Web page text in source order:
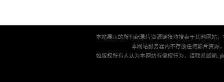
本站展示的所有纪录片资源链接均搜索于其他网站
本网站服务器内不存放任何影片资源
如版权所有人认为本网站有侵权行为，请联系邮箱: